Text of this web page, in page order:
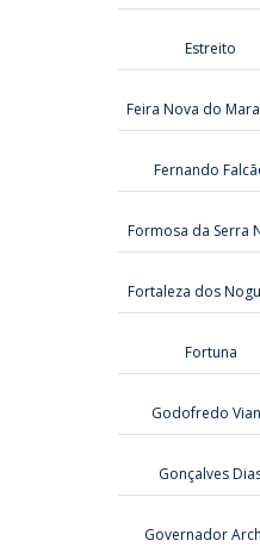
Estreito
Feira Nova do
Fernando
Formosa da Serra
Fortaleza dos
Fortuna
Godofredo
Gonçalves
Governador